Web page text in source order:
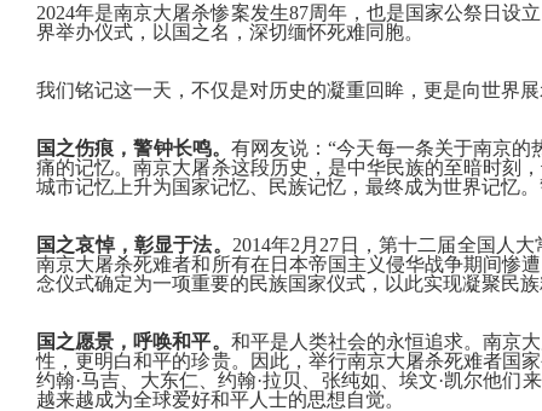
2024年是南京大屠杀惨案发生87周年，也是国家公祭日设
界举办仪式，以国之名，深切缅怀死难同胞。
我们铭记这一天，不仅是对历史的凝重回眸，更是向世界
国之伤痕，警钟长鸣。 有网友说：“今天每一条关于南京
痛的记忆。南京大屠杀这段历史，是中华民族的至暗时刻
城市记忆上升为国家记忆、民族记忆，最终成为世界记忆
国之哀悼，彰显于法。 2014年2月27日，第十二届全国人
南京大屠杀死难者和所有在日本帝国主义侵华战争期间惨
念仪式确定为一项重要的民族国家仪式，以此实现凝聚民
国之愿景，呼唤和平。 和平是人类社会的永恒追求。南京
性，更明白和平的珍贵。因此，举行南京大屠杀死难者国
约翰·马吉、大东仁、约翰·拉贝、张纯如、埃文·凯尔他
越来越成为全球爱好和平人士的思想自觉。